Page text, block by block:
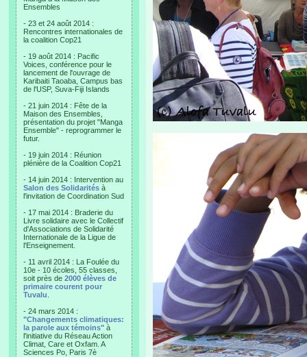
Ensembles
- 23 et 24 août 2014 :
Rencontres internationales de
la coalition Cop21
- 19 août 2014 : Pacific
Voices, conférence pour le
lancement de l'ouvrage de
Karibaiti Taoaba, Campus bas
de l'USP, Suva-Fiji Islands
- 21 juin 2014 : Fête de la
Maison des Ensembles,
présentation du projet "Manga
Ensemble" - reprogrammer le
futur.
- 19 juin 2014 : Réunion
plénière de la Coalition Cop21
- 14 juin 2014 : Intervention au
Salon des Solidarités à
l'invitation de Coordination Sud
- 17 mai 2014 : Braderie du
Livre solidaire avec le Collectif
d'Associations de Solidarité
Internationale de la Ligue de
l'Enseignement.
- 11 avril 2014 : La Foulée du
10e - 10 écoles, 55 classes,
soit près de 2000 élèves de
primaire courent pour
Tuvalu
- 24 mars 2014 :
"Changements climatiques:
la parole aux témoins" à
l'initiative du Réseau Action
Climat, Care et Oxfam. A
Sciences Po, Paris 7è